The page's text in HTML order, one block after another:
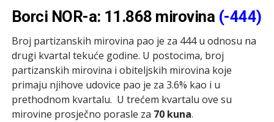
Borci NOR-a: 11.868 mirovina (-444)
Broj partizanskih mirovina pao je za 444 u odnosu na
drugi kvartal tekuće godine. U postocima, broj
partizanskih mirovina i obiteljskih mirovina koje
primaju njihove udovice pao je za 3.6% kao i u
prethodnom kvartalu. U trećem kvartalu ove su
mirovine prosječno porasle za 70 kuna.